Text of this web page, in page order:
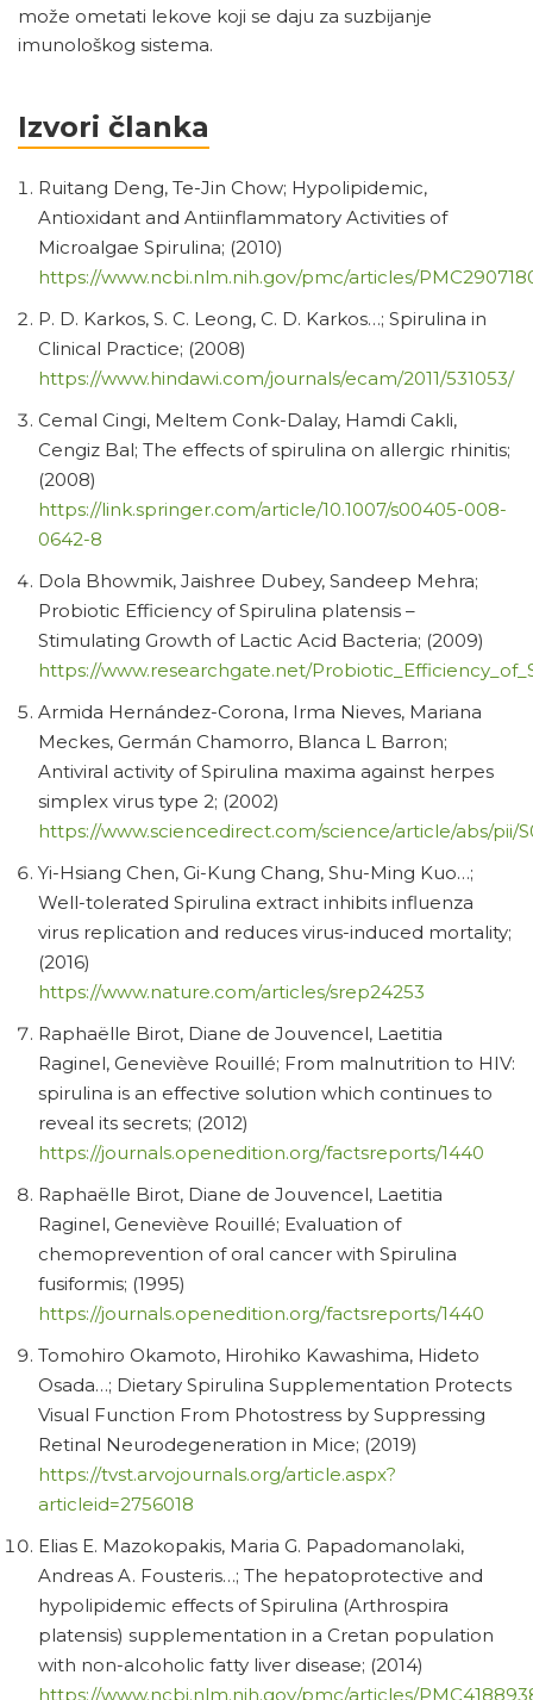
može ometati lekove koji se daju za suzbijanje
imunološkog sistema.
Izvori članka
Ruitang Deng, Te-Jin Chow; Hypolipidemic,
Antioxidant and Antiinflammatory Activities of
Microalgae Spirulina; (2010)
https://www.ncbi.nlm.nih.gov/pmc/articles/
P. D. Karkos, S. C. Leong, C. D. Karkos…; Spirulina in
Clinical Practice; (2008)
https://www.hindawi.com/journals/ecam/2011/531053/
Cemal Cingi, Meltem Conk-Dalay, Hamdi Cakli,
Cengiz Bal; The effects of spirulina on allergic rhinitis;
(2008)
https://link.springer.com/article/10.1007/s00405-008-
0642-8
Dola Bhowmik, Jaishree Dubey, Sandeep Mehra;
Probiotic Efficiency of Spirulina platensis –
Stimulating Growth of Lactic Acid Bacteria; (2009)
https://www.researchgate.net/
Armida Hernández-Corona, Irma Nieves, Mariana
Meckes, Germán Chamorro, Blanca L Barron;
Antiviral activity of Spirulina maxima against herpes
simplex virus type 2; (2002)
https://www.sciencedirect.com/science/article/abs/pii/
Yi-Hsiang Chen, Gi-Kung Chang, Shu-Ming Kuo…;
Well-tolerated Spirulina extract inhibits influenza
virus replication and reduces virus-induced mortality;
(2016)
https://www.nature.com/articles/srep24253
Raphaëlle Birot, Diane de Jouvencel, Laetitia
Raginel, Geneviève Rouillé; From malnutrition to HIV:
spirulina is an effective solution which continues to
reveal its secrets; (2012)
https://journals.openedition.org/factsreports/1440
Raphaëlle Birot, Diane de Jouvencel, Laetitia
Raginel, Geneviève Rouillé; Evaluation of
chemoprevention of oral cancer with Spirulina
fusiformis; (1995)
https://journals.openedition.org/factsreports/1440
Tomohiro Okamoto, Hirohiko Kawashima, Hideto
Osada…; Dietary Spirulina Supplementation Protects
Visual Function From Photostress by Suppressing
Retinal Neurodegeneration in Mice; (2019)
https://tvst.arvojournals.org/article.aspx?
articleid=2756018
Elias E. Mazokopakis, Maria G. Papadomanolaki,
Andreas A. Fousteris…; The hepatoprotective and
hypolipidemic effects of Spirulina (Arthrospira
platensis) supplementation in a Cretan population
with non-alcoholic fatty liver disease; (2014)
https://www.ncbi.nlm.nih.gov/pmc/articles/